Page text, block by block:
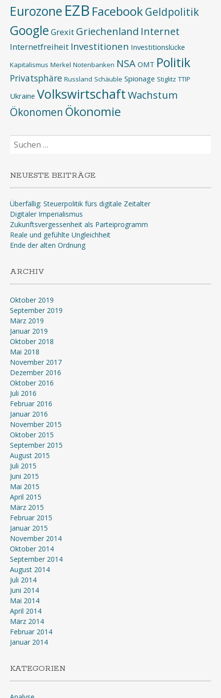
Eurozone EZB FacebookGeldpolitik
Google Grexit Griechenland Internet
Internetfreiheit Investitionen Investitionslücke
Kapitalismus Merkel Notenbanken NSA OMT Politik
Privatsphäre Russland Schäuble Spionage Stiglitz TTIP
Ukraine VolkswirtschaftWachstum
Ökonomen Ökonomie
Suchen
nach:
NEUESTE BEITRÄGE
Überfällig: Steuerpolitik fürs digitale Zeitalter
Digitaler Imperialismus
Zukunftsvergessenheit als Parteiprogramm
Reale und gefühlte Ungleichheit
Ende der alten Ordnung
ARCHIV
Oktober 2019
September 2019
März 2019
Januar 2019
Oktober 2018
Mai 2018
November 2017
Dezember 2016
Oktober 2016
Juli 2016
Februar 2016
Januar 2016
November 2015
Oktober 2015
September 2015
August 2015
Juli 2015
Juni 2015
Mai 2015
April 2015
März 2015
Februar 2015
Januar 2015
November 2014
Oktober 2014
September 2014
August 2014
Juli 2014
Juni 2014
Mai 2014
April 2014
März 2014
Februar 2014
Januar 2014
KATEGORIEN